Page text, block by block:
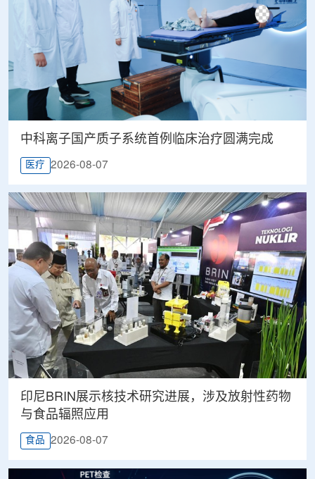
中科离子国产质子系统首例临床治疗圆满完成
医疗 2026-08-07
印尼BRIN展示核技术研究进展，涉及放射性药物
与食品辐照应用
食品 2026-08-07